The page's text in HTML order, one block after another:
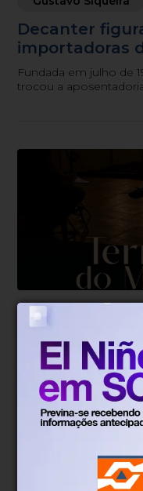
Decanter
importadoras
Fundada em julho de
trocou a
Gustavo Siqueira
profissional
Fuhrmann
Mais do que uma
Movimento” propõe
como patrimônio